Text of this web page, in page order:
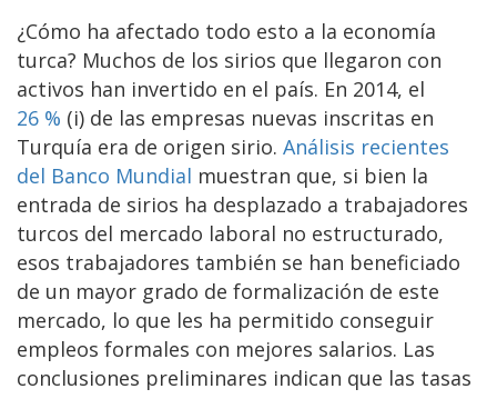
¿Cómo ha afectado todo esto a la economía
turca? Muchos de los sirios que llegaron con
activos han invertido en el país. En 2014, el
26 % (i) de las empresas nuevas inscritas en
Turquía era de origen sirio. Análisis recientes
del Banco Mundial muestran que, si bien la
entrada de sirios ha desplazado a trabajadores
turcos del mercado laboral no estructurado,
esos trabajadores también se han beneficiado
de un mayor grado de formalización de este
mercado, lo que les ha permitido conseguir
empleos formales con mejores salarios. Las
conclusiones preliminares indican que las tasas